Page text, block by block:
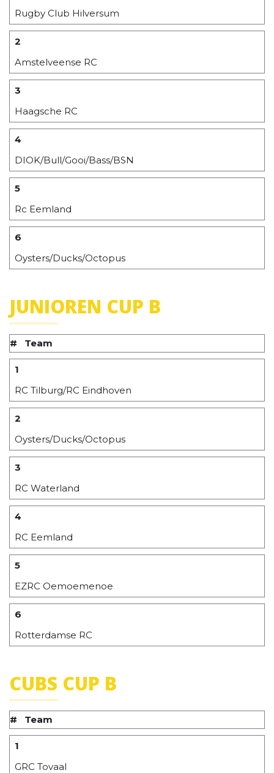
Rugby Club Hilversum
2
Amstelveense RC
3
Haagsche RC
4
DIOK/Bull/Gooi/Bass/BSN
5
Rc Eemland
6
Oysters/Ducks/Octopus
JUNIOREN CUP B
# Team
1
RC Tilburg/RC Eindhoven
2
Oysters/Ducks/Octopus
3
RC Waterland
4
RC Eemland
5
EZRC Oemoemenoe
6
Rotterdamse RC
CUBS CUP B
# Team
1
GRC Tovaal